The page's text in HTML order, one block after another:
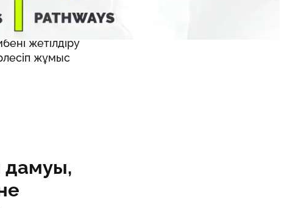
Қатысушылар
жетілдіру
жұмыс
дамуы,